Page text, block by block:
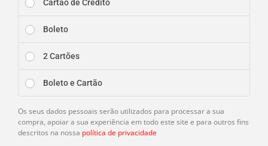
Cartão de Crédito
Boleto
2 Cartões
Boleto e Cartão
Os seus dados pessoais serão utilizados para processar a sua
compra, apoiar a sua experiência em todo este site e para outros fins
descritos na nossa política de privacidade